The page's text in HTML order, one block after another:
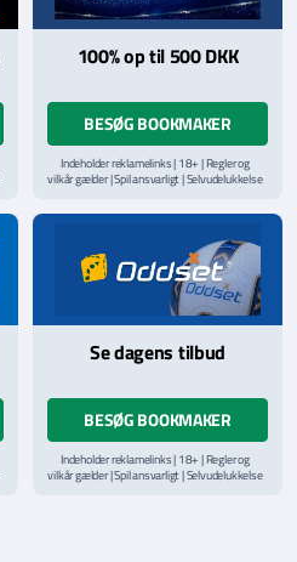
100% op til 500 DKK
BESØG BOOKMAKER
Indeholder reklamelinks | 18+ | Regler og
vilkår gælder | Spil ansvarligt | Selvudelukkelse
hjælpelinje påStopSpillet.dk
Se dagens tilbud
BESØG BOOKMAKER
Indeholder reklamelinks | 18+ | Regler og
vilkår gælder | Spil ansvarligt | Selvudelukkelse